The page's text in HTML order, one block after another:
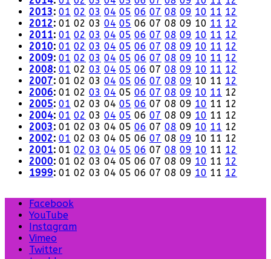
2013: 01 02 03 04 05 06 07 08 09 10 11 12
2012: 01 02 03 04 05 06 07 08 09 10 11 12
2011: 01 02 03 04 05 06 07 08 09 10 11 12
2010: 01 02 03 04 05 06 07 08 09 10 11 12
2009: 01 02 03 04 05 06 07 08 09 10 11 12
2008: 01 02 03 04 05 06 07 08 09 10 11 12
2007: 01 02 03 04 05 06 07 08 09 10 11 12
2006: 01 02 03 04 05 06 07 08 09 10 11 12
2005: 01 02 03 04 05 06 07 08 09 10 11 12
2004: 01 02 03 04 05 06 07 08 09 10 11 12
2003: 01 02 03 04 05 06 07 08 09 10 11 12
2002: 01 02 03 04 05 06 07 08 09 10 11 12
2001: 01 02 03 04 05 06 07 08 09 10 11 12
2000: 01 02 03 04 05 06 07 08 09 10 11 12
1999: 01 02 03 04 05 06 07 08 09 10 11 12
Facebook
YouTube
Instagram
Vimeo
Twitter